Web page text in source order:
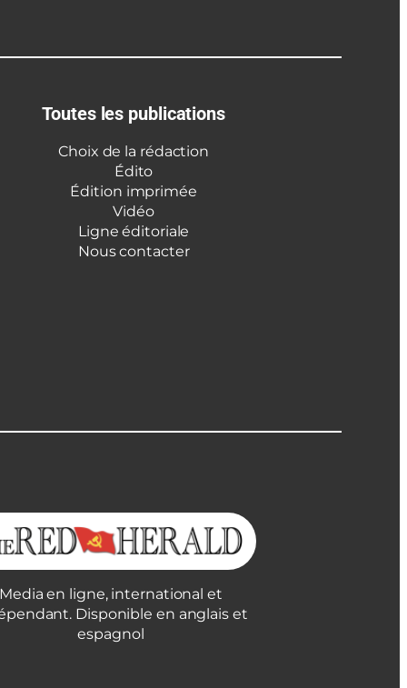
Toutes les publications
Choix de la rédaction
Édito
Édition imprimée
Vidéo
Ligne éditoriale
Nous contacter
Media en ligne, international et
Disponible en anglais et
espagnol